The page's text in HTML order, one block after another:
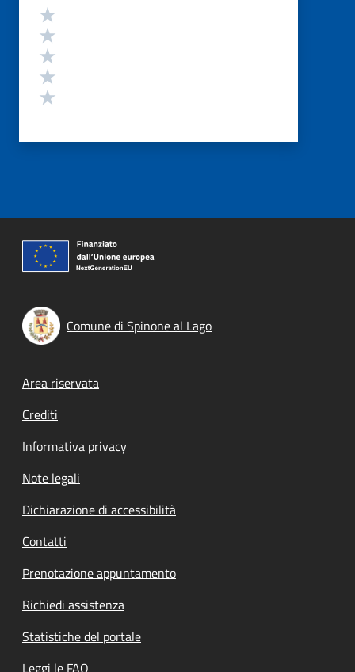
Valutazione
Comune di Spinone al Lago
Footer menu
Area riservata
Crediti
Informativa privacy
Note legali
Dichiarazione di accessibilità
Contatti
Prenotazione appuntamento
Richiedi assistenza
Statistiche del portale
Leggi le FAQ